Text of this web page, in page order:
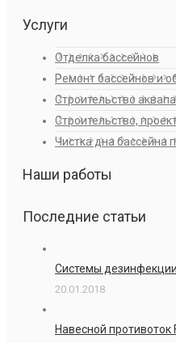
Услуги
Отделка бассейнов
Ремонт бассейнов и
Строительство
Строительство,
Чистка дна бассейна
Наши работы
Последние статьи
Системы
20.01.2018
Навесной